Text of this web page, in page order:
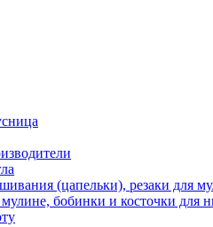
(цапельки), резаки для
бобинки и косточки для